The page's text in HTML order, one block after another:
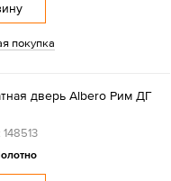
покупка
дверь Albero Рим ДГ